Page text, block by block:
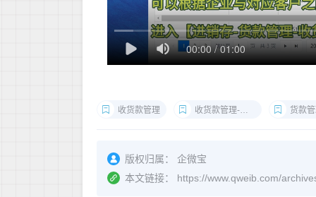
收货款管理 收货款管理-零头抹平 货款
版权归属：
企微宝
本文链接：
https://www.qweib.com/